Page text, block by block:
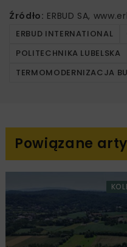
Źródło: ERBUD SA,
ERBUD INTERNATIONAL
POLITECHNIKA LUBELSKA
TERMOMODERNIZACJA
Powiązane